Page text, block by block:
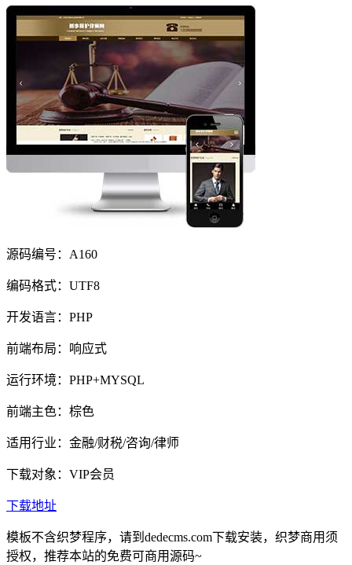
源码编号：A160
编码格式：UTF8
开发语言：PHP
前端布局：响应式
运行环境：PHP+MYSQL
前端主色：棕色
适用行业：金融/财税/咨询/律师
下载对象：VIP会员
下载地址
模板不含织梦程序，请到dedecms.com下载安装，织梦商用须
授权，推荐本站的免费可商用源码~